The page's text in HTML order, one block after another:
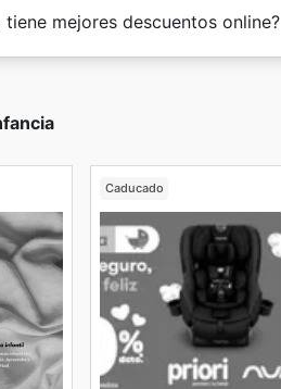
tiene mejores descuentos online?
Caducado